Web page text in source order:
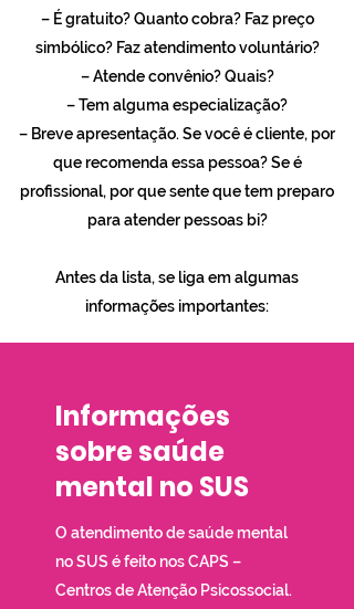
– É gratuito? Quanto cobra? Faz preço
simbólico? Faz atendimento voluntário?
– Atende convênio? Quais?
– Tem alguma especialização?
– Breve apresentação. Se você é cliente, por
que recomenda essa pessoa? Se é
profissional, por que sente que tem preparo
para atender pessoas bi?
Antes da lista, se liga em algumas
informações importantes:
Informações
sobre saúde
mental no SUS
O atendimento de saúde mental
no SUS é feito nos CAPS –
Centros de Atenção Psicossocial.